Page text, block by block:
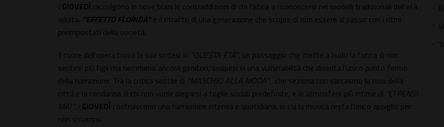
I GIOVEDÌ raccolgono in nove brani le contraddizioni di chi fatica a riconoscersi nei modelli tradizionali dell'età
adulta. "EFFETTO FLORIDA"è il ritratto di una generazione che scopre di non essere al passo con i ritmi
preimpostati della società.
Il cuore dell'opera trova la sua sintesi in "QUESTA ETÀ" , un passaggio che mette a nudo la fatica di non
sentirsi più figli ma nemmeno ancora genitori, sospesi in una vulnerabilità che diventa l'unico punto fermo
della narrazione. Tra la critica sottile di "MASCHIO ALLA MODA" , che seziona con sarcasmo la noia della
città e la condanna di chi non vuole piegarsi a taglie sociali predefinite, e le atmosfere più intime di "CI PENSI
MAI" , i GIOVEDÌ costruiscono una narrazione intensa e quotidiana, in cui la musica resta l'unico appiglio per
non smarrirsi.